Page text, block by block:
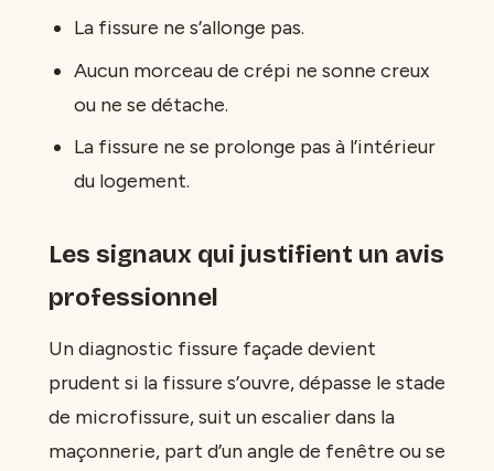
La fissure ne s’allonge pas.
Aucun morceau de crépi ne sonne creux
ou ne se détache.
La fissure ne se prolonge pas à l’intérieur
du logement.
Les signaux qui justifient un avis
professionnel
Un diagnostic fissure façade devient
prudent si la fissure s’ouvre, dépasse le stade
de microfissure, suit un escalier dans la
maçonnerie, part d’un angle de fenêtre ou se